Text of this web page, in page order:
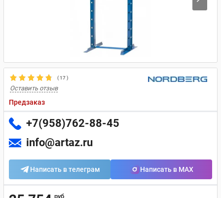
(17)
Оставить отзыв
Предзаказ
+7(958)762-88-45
info@artaz.ru
Написать в телеграм Написать в MAX
руб